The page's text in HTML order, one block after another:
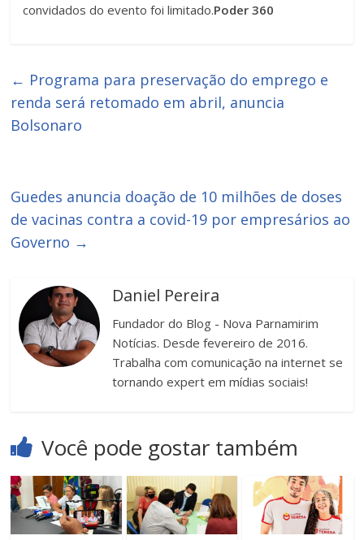
convidados do evento foi limitado.Poder 360
← Programa para preservação do emprego e
renda será retomado em abril, anuncia
Bolsonaro
Guedes anuncia doação de 10 milhões de doses
de vacinas contra a covid-19 por empresários ao
Governo →
Daniel Pereira
Fundador do Blog - Nova Parnamirim
Notícias. Desde fevereiro de 2016.
Trabalha com comunicação na internet se
tornando expert em mídias sociais!
Você pode gostar também